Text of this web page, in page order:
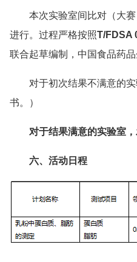
本次实验室间比对（大
进行。过程严格按照T/FDSA
联合起草编制，中国食品药
对于初次结果不满意的
书。）
对于结果满意的实验室
六、 活动 日程